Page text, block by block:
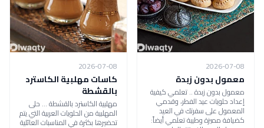
2026-07-08
معمول بدون زبدة
معمول بدون زبدة .. تعلمي كيفية
إعداد حلويات عيد الفطر، وقدمي
المعمول على سفرتك في العيد
كضيافة مميزة وطيبة تعلمي أيضاً:
2026-07-08
كاسات مهلبية الكاسترد
بالقشطة
مهلبية الكاسترد بالقشطة ... حلى
المهلبية من الحلويات العربية التي يتم
تحضيرها بكثرة في المناسبات العائلية